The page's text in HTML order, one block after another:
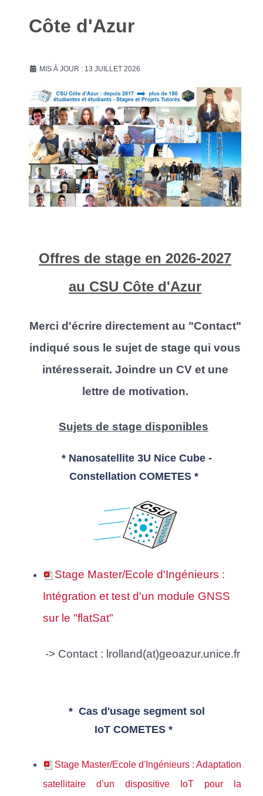
Côte d'Azur
MIS À JOUR : 13 JUILLET 2026
Offres de stage en 2026-2027
au CSU Côte d'Azur
Merci d'écrire directement au "Contact"
indiqué sous le sujet de stage qui vous
intéresserait. Joindre un CV et une
lettre de motivation.
Sujets de stage disponibles
* Nanosatellite 3U Nice Cube -
Constellation COMETES *
Stage Master/Ecole d'Ingénieurs :
Intégration et test d'un module GNSS
sur le "flatSat"
-> Contact : lrolland(at)geoazur.unice.fr
* Cas d'usage segment sol
IoT COMETES *
Stage Master/Ecole d'Ingénieurs : Adaptation
satellitaire d’un dispositive IoT pour la